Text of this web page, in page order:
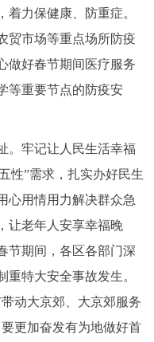
力保健康、防重症。
贸市场等重点场所防疫
做好春节期间医疗服务
等重要节点的防疫安
牢记让人民生活幸福
性”需求，扎实办好民生
心用情用力解决群众急
让老年人安享幸福晚
节期间，各区各部门深
重特大安全事故发生。
动大京郊、大京郊服务
更加奋发有为地做好首